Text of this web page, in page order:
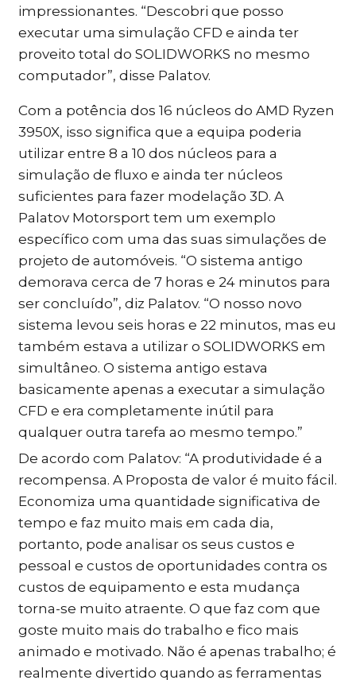
impressionantes. “Descobri que posso
executar uma simulação CFD e ainda ter
proveito total do SOLIDWORKS no mesmo
computador”, disse Palatov.
Com a potência dos 16 núcleos do AMD Ryzen
3950X, isso significa que a equipa poderia
utilizar entre 8 a 10 dos núcleos para a
simulação de fluxo e ainda ter núcleos
suficientes para fazer modelação 3D. A
Palatov Motorsport tem um exemplo
específico com uma das suas simulações de
projeto de automóveis. “O sistema antigo
demorava cerca de 7 horas e 24 minutos para
ser concluído”, diz Palatov. “O nosso novo
sistema levou seis horas e 22 minutos, mas eu
também estava a utilizar o SOLIDWORKS em
simultâneo. O sistema antigo estava
basicamente apenas a executar a simulação
CFD e era completamente inútil para
qualquer outra tarefa ao mesmo tempo.”
De acordo com Palatov: “A produtividade é a
recompensa. A Proposta de valor é muito fácil.
Economiza uma quantidade significativa de
tempo e faz muito mais em cada dia,
portanto, pode analisar os seus custos e
pessoal e custos de oportunidades contra os
custos de equipamento e esta mudança
torna-se muito atraente. O que faz com que
goste muito mais do trabalho e fico mais
animado e motivado. Não é apenas trabalho; é
realmente divertido quando as ferramentas